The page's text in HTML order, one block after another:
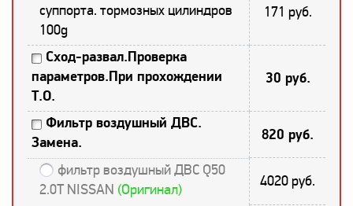
суппорта. тормозных цилиндров
100g
171 руб.
Сход-развал.Проверка
параметров.При прохождении
Т.О.
30 руб.
Фильтр воздушный ДВС.
Замена.
820 руб.
фильтр воздушный ДВС Q50
2.0T NISSAN (Оригинал) 4020 руб.